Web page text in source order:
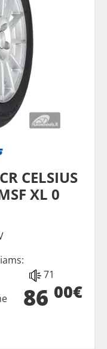
CELSIUS
XL 0
71
86 00€